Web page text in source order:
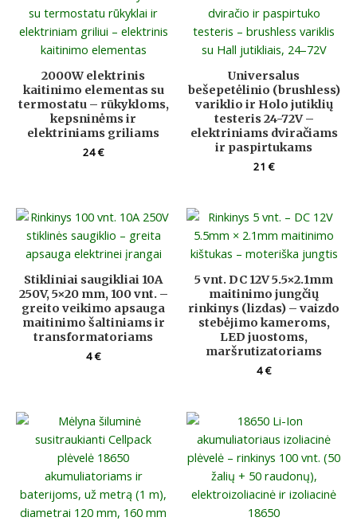
2000W elektrinis
kaitinimo elementas su
termostatu – rūkykloms,
kepsninėms ir
elektriniams griliams
24€
Universalus
bešepetėlinio (brushless)
variklio ir Holo jutiklių
testeris 24-72V –
elektriniams dviračiams
ir paspirtukams
21€
Stikliniai saugikliai 10A
250V, 5×20 mm, 100 vnt. –
greito veikimo apsauga
maitinimo šaltiniams ir
transformatoriams
4€
5 vnt. DC 12V 5.5×2.1mm
maitinimo jungčių
rinkinys (lizdas) – vaizdo
stebėjimo kameroms,
LED juostoms,
maršrutizatoriams
4€